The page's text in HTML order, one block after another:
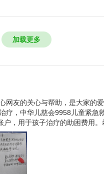
安一家大医院。经过一系列
病情很重，需要先化疗，
加载更多
网友的关心与帮助，是大家的
疗，中华儿慈会9958儿童紧急
，用于孩子治疗的助困费用。